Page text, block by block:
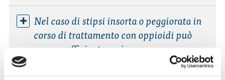
Nel caso di stipsi insorta o peggiorata in
corso di trattamento con oppioidi può
essere sufficiente variare